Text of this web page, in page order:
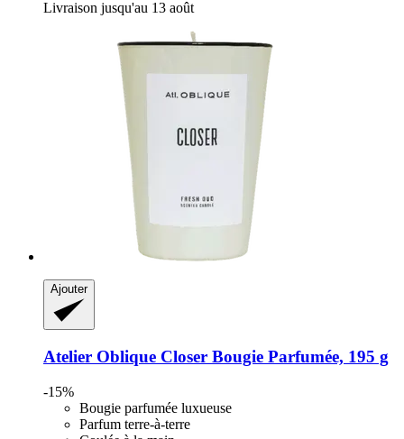
Livraison jusqu'au 13 août
Ajouter
Atelier Oblique Closer Bougie Parfumée, 195 g
-15%
Bougie parfumée luxueuse
Parfum terre-à-terre